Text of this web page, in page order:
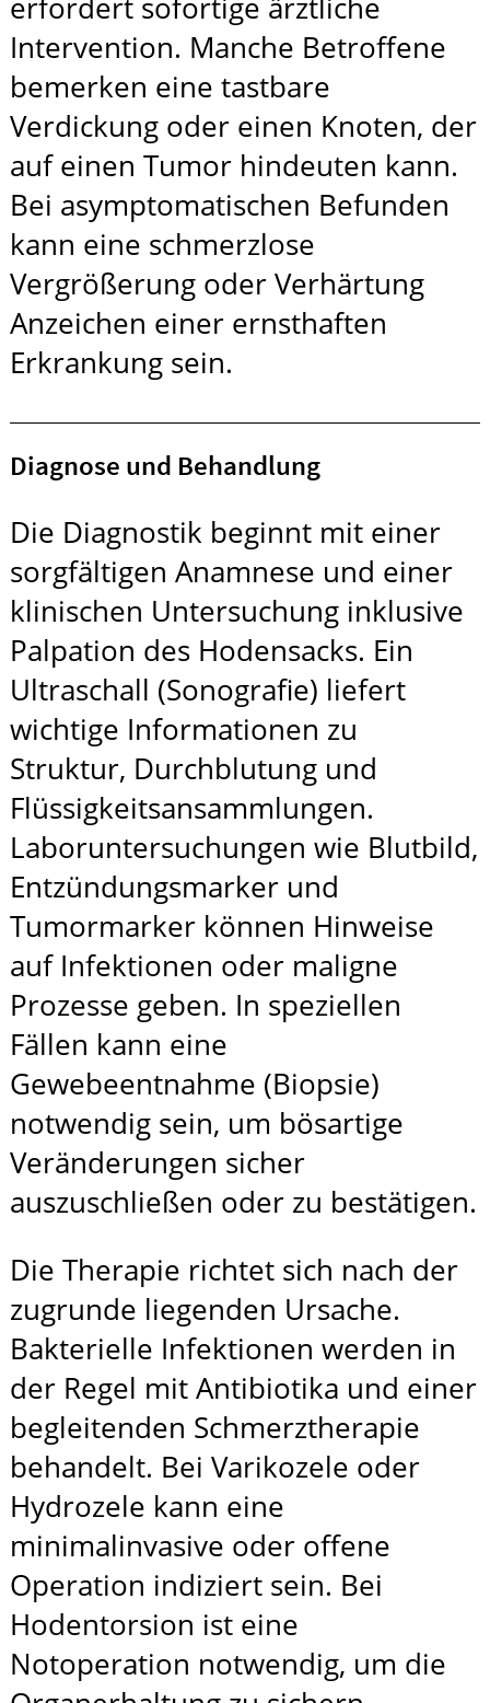
Intervention. Manche Betroffene
bemerken eine tastbare
Verdickung oder einen Knoten, der
auf einen Tumor hindeuten kann.
Bei asymptomatischen Befunden
kann eine schmerzlose
Vergrößerung oder Verhärtung
Anzeichen einer ernsthaften
Erkrankung sein.
Diagnose und Behandlung
Die Diagnostik beginnt mit einer
sorgfältigen Anamnese und einer
klinischen Untersuchung inklusive
Palpation des Hodensacks. Ein
Ultraschall (Sonografie) liefert
wichtige Informationen zu
Struktur, Durchblutung und
Flüssigkeitsansammlungen.
Laboruntersuchungen wie Blutbild,
Entzündungsmarker und
Tumormarker können Hinweise
auf Infektionen oder maligne
Prozesse geben. In speziellen
Fällen kann eine
Gewebeentnahme (Biopsie)
notwendig sein, um bösartige
Veränderungen sicher
auszuschließen oder zu bestätigen.
Die Therapie richtet sich nach der
zugrunde liegenden Ursache.
Bakterielle Infektionen werden in
der Regel mit Antibiotika und einer
begleitenden Schmerztherapie
behandelt. Bei Varikozele oder
Hydrozele kann eine
minimalinvasive oder offene
Operation indiziert sein. Bei
Hodentorsion ist eine
Notoperation notwendig, um die